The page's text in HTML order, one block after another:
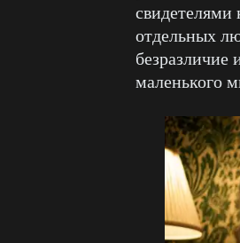
свидетелями
отдельных
безразличие
маленького